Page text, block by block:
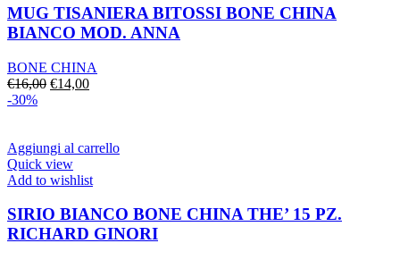
MUG TISANIERA BITOSSI BONE CHINA
BIANCO MOD. ANNA
BONE CHINA
€16,00 Il
€16,00.
€14,00Il
€14,00.
-30%
Aggiungi al carrello
Quick view
Add to wishlist
SIRIO BIANCO BONE CHINA THE’ 15 PZ.
RICHARD GINORI